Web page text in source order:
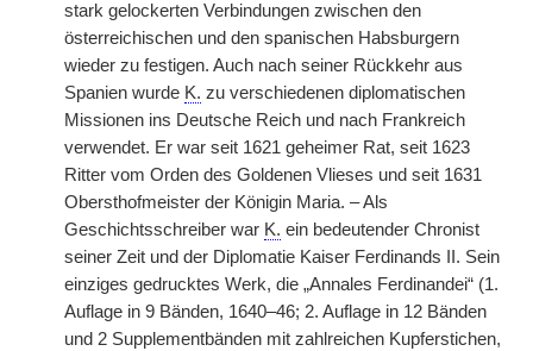
stark gelockerten Verbindungen zwischen den
österreichischen und den spanischen Habsburgern
wieder zu festigen. Auch nach seiner Rückkehr aus
Spanien wurde K. zu verschiedenen diplomatischen
Missionen ins Deutsche Reich und nach Frankreich
verwendet. Er war seit 1621 geheimer Rat, seit 1623
Ritter vom Orden des Goldenen Vlieses und seit 1631
Obersthofmeister der Königin Maria. – Als
Geschichtsschreiber war K. ein bedeutender Chronist
seiner Zeit und der Diplomatie Kaiser Ferdinands II. Sein
einziges gedrucktes Werk, die „Annales Ferdinandei“ (1.
Auflage in 9 Bänden, 1640–46; 2. Auflage in 12 Bänden
und 2 Supplementbänden mit zahlreichen Kupferstichen,